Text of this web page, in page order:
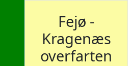
Fejø -
Kragenæs
overfarten